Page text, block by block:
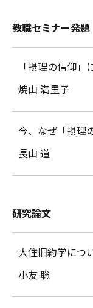
教職セミナー発題
「摂理の信仰
焼山 満里子
今、なぜ「摂理
長山 道
研究論文
大住旧約学につ
小友 聡